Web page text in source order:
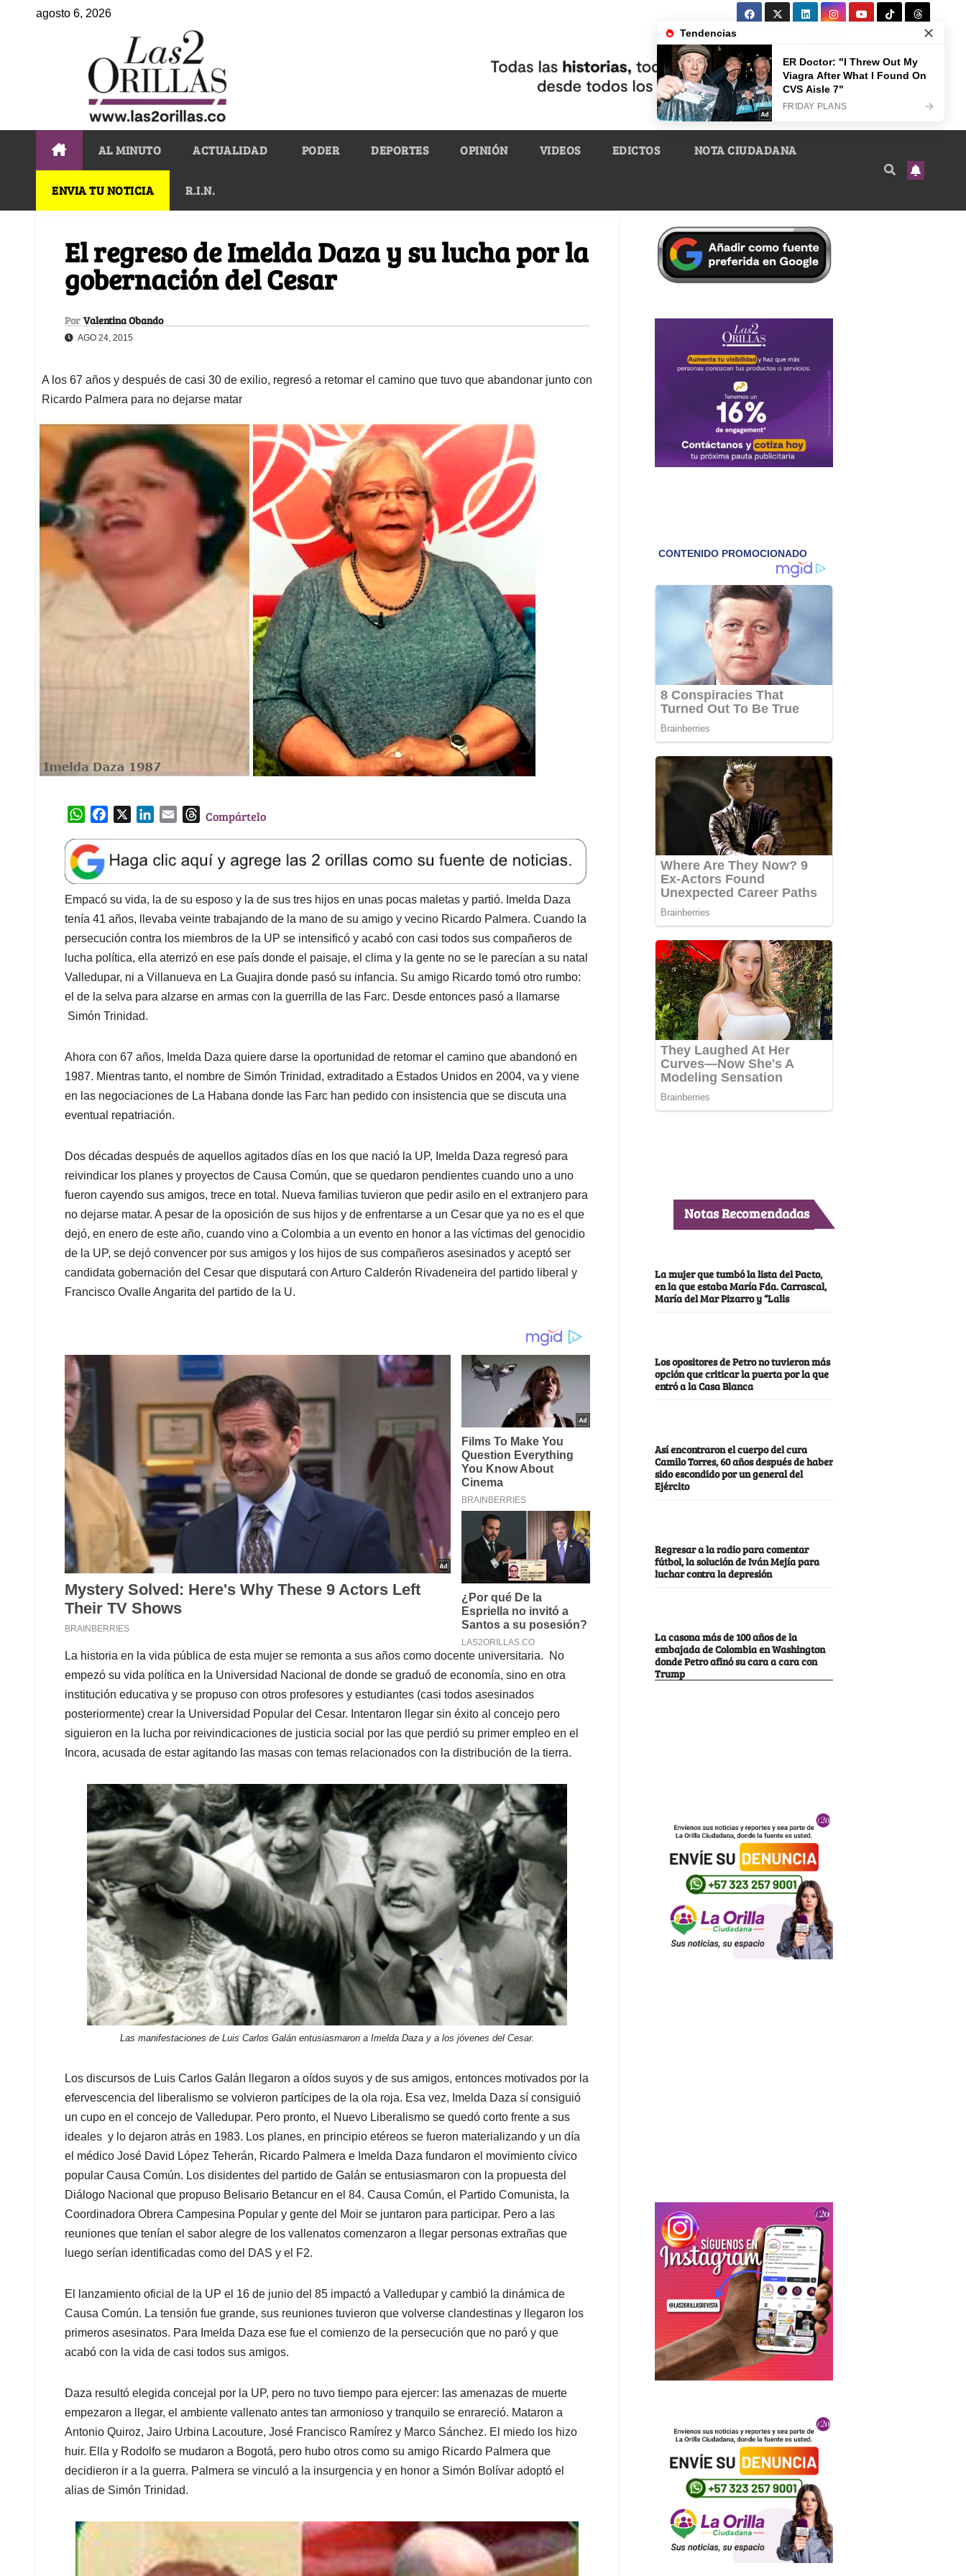
agosto 6, 2026
AL MINUTO ACTUALIDAD PODER DEPORTES OPINIÓN VIDEOS EDICTOS NOTA CIUDADANA
ENVIA TU NOTICIA R.I.N.
El regreso de Imelda Daza y su lucha por la
gobernación del Cesar
Por Valentina Obando
AGO 24, 2015
A los 67 años y después de casi 30 de exilio, regresó a retomar el camino que tuvo que abandonar junto con
Ricardo Palmera para no dejarse matar
W
a
t
s
A
p
p
e
b
o
o
k
k
e
d
I
n
l
T
e
a
d
s
Compártelo
Empacó su vida, la de su esposo y la de sus tres hijos en unas pocas maletas y partió. Imelda Daza
tenía 41 años, llevaba veinte trabajando de la mano de su amigo y vecino Ricardo Palmera. Cuando la
persecución contra los miembros de la UP se intensificó y acabó con casi todos sus compañeros de
lucha política, ella aterrizó en ese país donde el paisaje, el clima y la gente no se le parecían a su natal
Valledupar, ni a Villanueva en La Guajira donde pasó su infancia. Su amigo Ricardo tomó otro rumbo:
el de la selva para alzarse en armas con la guerrilla de las Farc. Desde entonces pasó a llamarse
Simón Trinidad.
Ahora con 67 años, Imelda Daza quiere darse la oportunidad de retomar el camino que abandonó en
1987. Mientras tanto, el nombre de Simón Trinidad, extraditado a Estados Unidos en 2004, va y viene
en las negociaciones de La Habana donde las Farc han pedido con insistencia que se discuta una
eventual repatriación.
Dos décadas después de aquellos agitados días en los que nació la UP, Imelda Daza regresó para
reivindicar los planes y proyectos de Causa Común, que se quedaron pendientes cuando uno a uno
fueron cayendo sus amigos, trece en total. Nueva familias tuvieron que pedir asilo en el extranjero para
no dejarse matar. A pesar de la oposición de sus hijos y de enfrentarse a un Cesar que ya no es el que
dejó, en enero de este año, cuando vino a Colombia a un evento en honor a las víctimas del genocidio
de la UP, se dejó convencer por sus amigos y los hijos de sus compañeros asesinados y aceptó ser
candidata gobernación del Cesar que disputará con Arturo Calderón Rivadeneira del partido liberal y
Francisco Ovalle Angarita del partido de la U.
La historia en la vida pública de esta mujer se remonta a sus años como docente universitaria. No
empezó su vida política en la Universidad Nacional de donde se graduó de economía, sino en otra
institución educativa y se propuso con otros profesores y estudiantes (casi todos asesinados
posteriormente) crear la Universidad Popular del Cesar. Intentaron llegar sin éxito al concejo pero
siguieron en la lucha por reivindicaciones de justicia social por las que perdió su primer empleo en el
Incora, acusada de estar agitando las masas con temas relacionados con la distribución de la tierra.
Las manifestaciones de Luis Carlos Galán entusiasmaron a Imelda Daza y a los jóvenes del Cesar.
Los discursos de Luis Carlos Galán llegaron a oídos suyos y de sus amigos, entonces motivados por la
efervescencia del liberalismo se volvieron partícipes de la ola roja. Esa vez, Imelda Daza sí consiguió
un cupo en el concejo de Valledupar. Pero pronto, el Nuevo Liberalismo se quedó corto frente a sus
ideales y lo dejaron atrás en 1983. Los planes, en principio etéreos se fueron materializando y un día
el médico José David López Teherán, Ricardo Palmera e Imelda Daza fundaron el movimiento cívico
popular Causa Común. Los disidentes del partido de Galán se entusiasmaron con la propuesta del
Diálogo Nacional que propuso Belisario Betancur en el 84. Causa Común, el Partido Comunista, la
Coordinadora Obrera Campesina Popular y gente del Moir se juntaron para participar. Pero a las
reuniones que tenían el sabor alegre de los vallenatos comenzaron a llegar personas extrañas que
luego serían identificadas como del DAS y el F2.
El lanzamiento oficial de la UP el 16 de junio del 85 impactó a Valledupar y cambió la dinámica de
Causa Común. La tensión fue grande, sus reuniones tuvieron que volverse clandestinas y llegaron los
primeros asesinatos. Para Imelda Daza ese fue el comienzo de la persecución que no paró y que
acabó con la vida de casi todos sus amigos.
Daza resultó elegida concejal por la UP, pero no tuvo tiempo para ejercer: las amenazas de muerte
empezaron a llegar, el ambiente vallenato antes tan armonioso y tranquilo se enrareció. Mataron a
Antonio Quiroz, Jairo Urbina Lacouture, José Francisco Ramírez y Marco Sánchez. El miedo los hizo
huir. Ella y Rodolfo se mudaron a Bogotá, pero hubo otros como su amigo Ricardo Palmera que
decidieron ir a la guerra. Palmera se vinculó a la insurgencia y en honor a Simón Bolívar adoptó el
alias de Simón Trinidad.
Notas Recomendadas
La mujer que tumbó la lista del Pacto,
en la que estaba María Fda. Carrascal,
María del Mar Pizarro y “Lalis
Los opositores de Petro no tuvieron más
opción que criticar la puerta por la que
entró a la Casa Blanca
Así encontraron el cuerpo del cura
Camilo Torres, 60 años después de haber
sido escondido por un general del
Ejército
Regresar a la radio para comentar
fútbol, la solución de Iván Mejía para
luchar contra la depresión
La casona más de 100 años de la
embajada de Colombia en Washington
donde Petro afinó su cara a cara con
Trump